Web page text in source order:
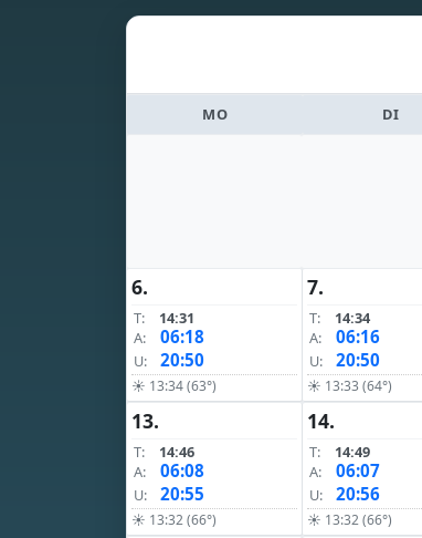
MO DI
6.
T:
14:31
A:
06:18
U: 20:50
☀ 13:34 (63°)
7.
T:
14:34
A:
06:16
U: 20:50
☀ 13:33 (64°)
13.
T:
14:46
A:
06:08
U: 20:55
☀ 13:32 (66°)
14.
T:
14:49
A:
06:07
U: 20:56
☀ 13:32 (66°)